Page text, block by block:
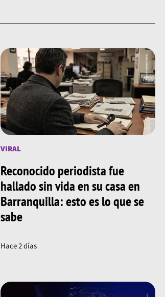
VIRAL
Reconocido periodista fue
hallado sin vida en su casa en
Barranquilla: esto es lo que se
sabe
Hace 2 días